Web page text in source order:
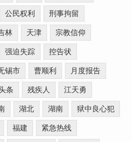
公民权利 刑事拘留
林 天津 宗教信仰
强迫失踪 控告状
锡市 曹顺利 月度报告
条 残疾人 江天勇
湖北 湖南 狱中良心犯
福建 紧急热线